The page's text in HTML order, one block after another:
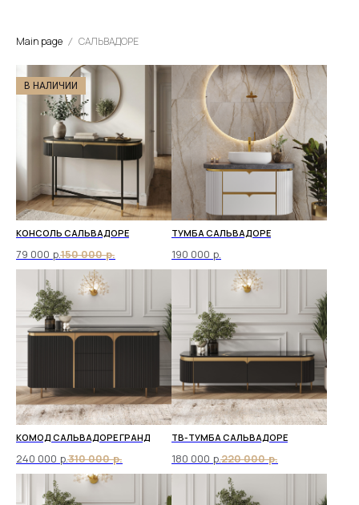
Main page САЛЬВАДОРЕ
В НАЛИЧИИ
КОНСОЛЬ САЛЬВАДОРЕ
79 000 р.150 000 р.
ТУМБА САЛЬВАДОРЕ
190 000 р.
КОМОД САЛЬВАДОРЕ ГРАНД
240 000 р.310 000 р.
ТВ-ТУМБА САЛЬВАДОРЕ
180 000 р.220 000 р.